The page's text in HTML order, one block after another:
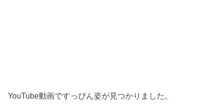
YouTube動画ですっぴん姿が見つかりました。